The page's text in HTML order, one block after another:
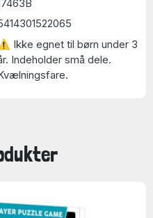
⚠ Ikke egnet til børn under 3
Indeholder små dele.